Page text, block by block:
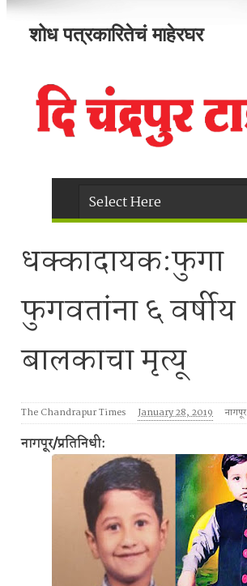
शोध पत्रकारितेचं माहेरघर
धक्कादायक:फुगा
फुगवतांना ६ वर्षीय
बालकाचा मृत्यू
The Chandrapur Times January 28, 2019 नागपूर
नागपूर/प्रतिनिधी: